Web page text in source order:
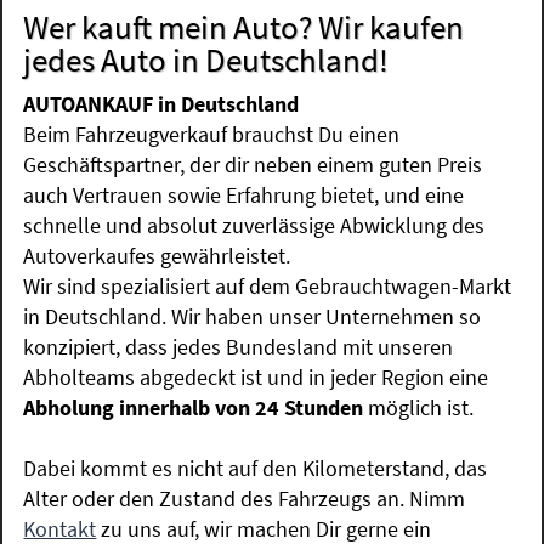
Wer kauft mein Auto? Wir kaufen
jedes Auto in Deutschland!
AUTOANKAUF in Deutschland
Beim Fahrzeugverkauf brauchst Du einen
Geschäftspartner, der dir neben einem guten Preis
auch Vertrauen sowie Erfahrung bietet, und eine
schnelle und absolut zuverlässige Abwicklung des
Autoverkaufes gewährleistet.
Wir sind spezialisiert auf dem Gebrauchtwagen-Markt
in Deutschland. Wir haben unser Unternehmen so
konzipiert, dass jedes Bundesland mit unseren
Abholteams abgedeckt ist und in jeder Region eine
Abholung innerhalb von 24 Stunden möglich ist.
Dabei kommt es nicht auf den Kilometerstand, das
Alter oder den Zustand des Fahrzeugs an. Nimm
Kontaktzu uns auf, wir machen Dir gerne ein